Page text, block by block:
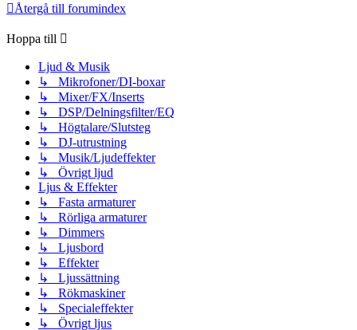
Återgå till forumindex
Hoppa till
Ljud & Musik
↳ Mikrofoner/DI-boxar
↳ Mixer/FX/Inserts
↳ DSP/Delningsfilter/EQ
↳ Högtalare/Slutsteg
↳ DJ-utrustning
↳ Musik/Ljudeffekter
↳ Övrigt ljud
Ljus & Effekter
↳ Fasta armaturer
↳ Rörliga armaturer
↳ Dimmers
↳ Ljusbord
↳ Effekter
↳ Ljussättning
↳ Rökmaskiner
↳ Specialeffekter
↳ Övrigt ljus